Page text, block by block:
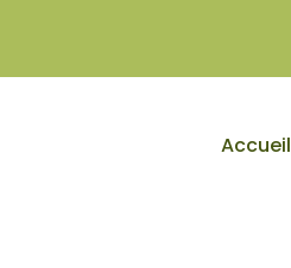
Accueil